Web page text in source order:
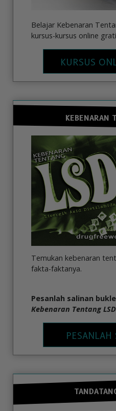
Belajar Kebenaran
kursus-kursus online
KURSUS
KEBENARAN
Temukan kebenaran
fakta-faktanya.
Pesanlah salinan
Kebenaran Tentang
PESANLAH